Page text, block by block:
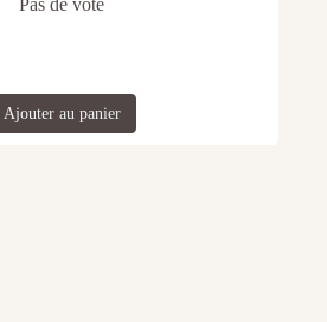
Pas de vote
Ajouter au panier